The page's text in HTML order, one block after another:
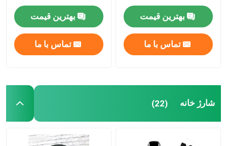
بهترین قیمت
تماس با ما
بهترین قیمت
تماس با ما
شارژ خانه (22)